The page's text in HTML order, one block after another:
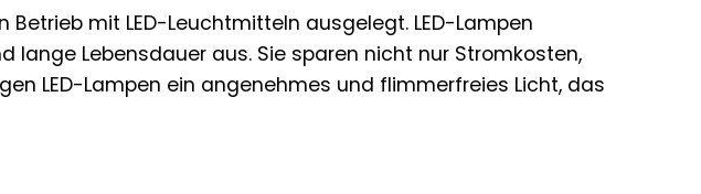
Betrieb mit LED-Leuchtmitteln ausgelegt. LED-Lampen
lange Lebensdauer aus. Sie sparen nicht nur Stromkosten,
LED-Lampen ein angenehmes und flimmerfreies Licht, das